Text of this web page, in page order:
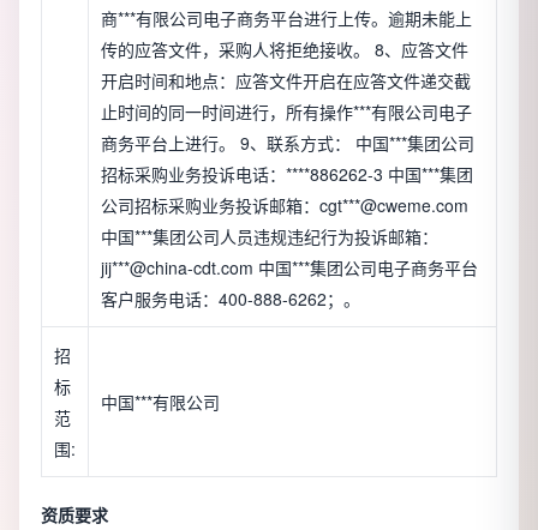
商***有限公司电子商务平台进行上传。逾期未能上
传的应答文件，采购人将拒绝接收。 8、应答文件
开启时间和地点：应答文件开启在应答文件递交截
止时间的同一时间进行，所有操作***有限公司电子
商务平台上进行。 9、联系方式： 中国***集团公司
招标采购业务投诉电话：****886262-3 中国***集团
公司招标采购业务投诉邮箱：cgt***@cweme.com
中国***集团公司人员违规违纪行为投诉邮箱：
jij***@china-cdt.com 中国***集团公司电子商务平台
客户服务电话：400-888-6262；。
招
标
范
围:
中国***有限公司
资质要求